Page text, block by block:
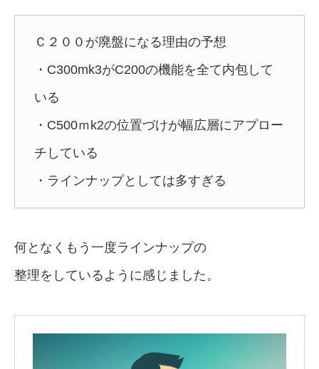
Ｃ２００が廃盤になる理由の予想
・C300mk3がC200の機能を全て内包して
いる
・C500ｍk2の位置づけが幅広層にアプロー
チしている
・ラインナップとしては多すぎる
何となくもう一度ラインナップの
整理をしているように感じました。